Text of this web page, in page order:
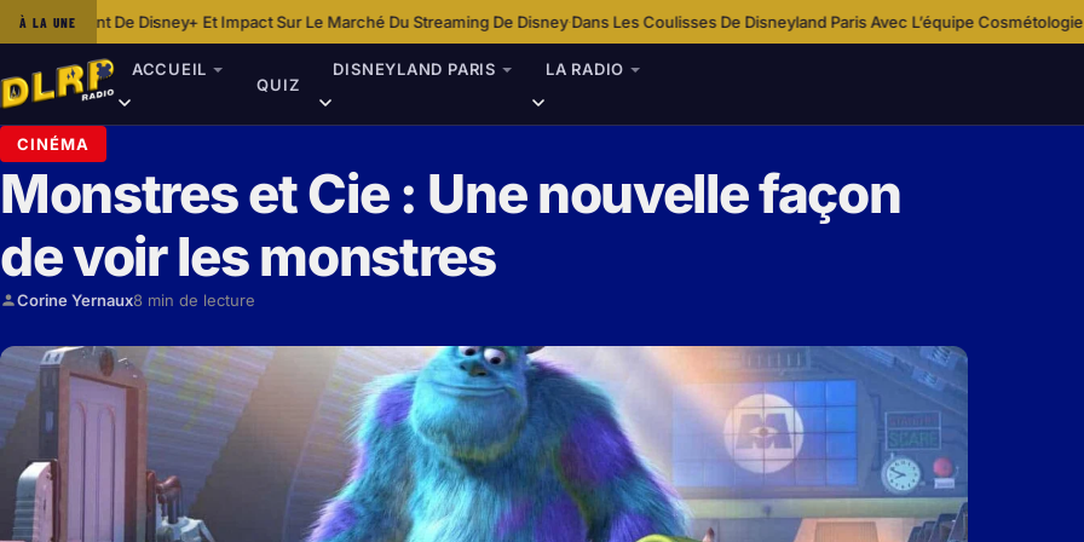
À LA UNE
Et Impact Sur Le Marché Du Streaming De Disney Dans Les Coulisses De Disneyland Paris Avec L’équipe Cosmétologie·Disney+ Enrichit Son
ACCUEIL
QUIZ
DISNEYLAND PARIS LA RADIO
CINÉMA
Monstres et Cie : Une nouvelle façon
de voir les monstres
Corine Yernaux8 min de lecture